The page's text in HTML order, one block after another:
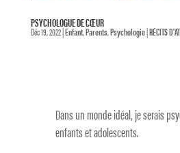
PSYCHOLOGUE DE CŒUR
Déc 19, 2022|Enfant,Parents,Psychologie|RÉCITS
Dans un monde idéal, je serais
enfants et adolescents.